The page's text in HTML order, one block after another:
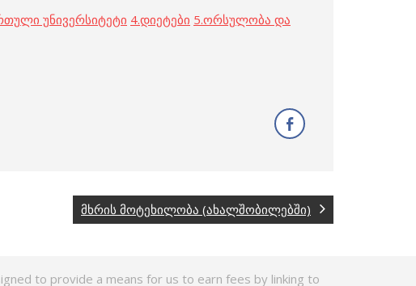
უნივერსიტეტი 4.დიეტები 5.ორსულობა და
მხრის მოტეხილობა (ახალშობილებში)
to provide a means for us to earn fees by linking to